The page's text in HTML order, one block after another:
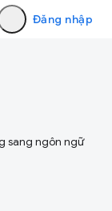
Đăng nhập
sang ngôn ngữ